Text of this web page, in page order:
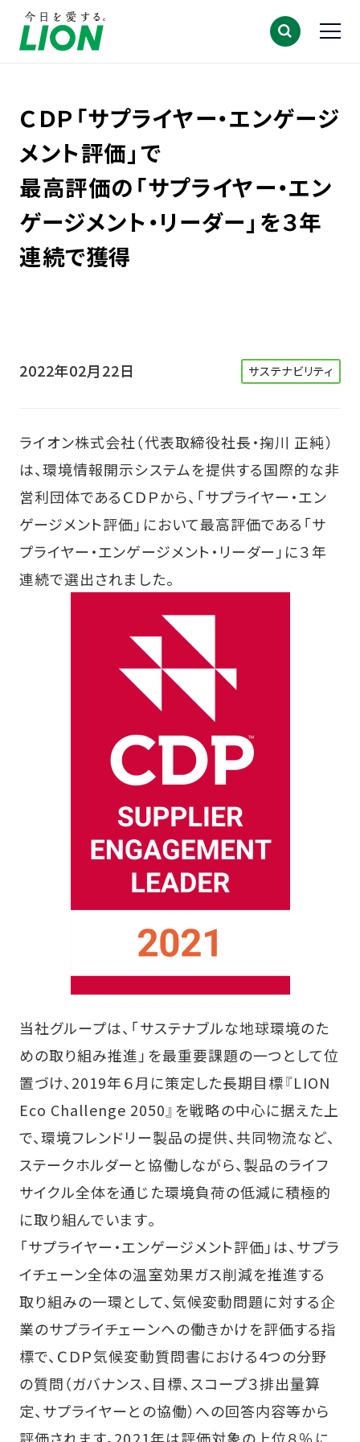
ＣＤＰ「サプライヤー・エンゲージ
メント評価」で
最高評価の「サプライヤー・エン
ゲージメント・リーダー」を３年
連続で獲得
2022年02月22日 サステナビリティ
ライオン株式会社（代表取締役社長・掬川 正純）
は、環境情報開示システムを提供する国際的な非
営利団体であるＣＤＰから、「サプライヤー・エン
ゲージメント評価」において最高評価である「サ
プライヤー・エンゲージメント・リーダー」に３年
連続で選出されました。
当社グループは、「サステナブルな地球環境のた
めの取り組み推進」を最重要課題の一つとして位
置づけ、2019年６月に策定した長期目標『LION
Eco Challenge 2050』を戦略の中心に据えた上
で、環境フレンドリー製品の提供、共同物流など、
ステークホルダーと協働しながら、製品のライフ
サイクル全体を通じた環境負荷の低減に積極的
に取り組んでいます。
「サプライヤー・エンゲージメント評価」は、サプラ
イチェーン全体の温室効果ガス削減を推進する
取り組みの一環として、気候変動問題に対する企
業のサプライチェーンへの働きかけを評価する指
標で、ＣＤＰ気候変動質問書における4つの分野
の質問（ガバナンス、目標、スコープ３排出量算
定、サプライヤーとの協働）への回答内容等から
評価されます。2021年は評価対象の上位８％に